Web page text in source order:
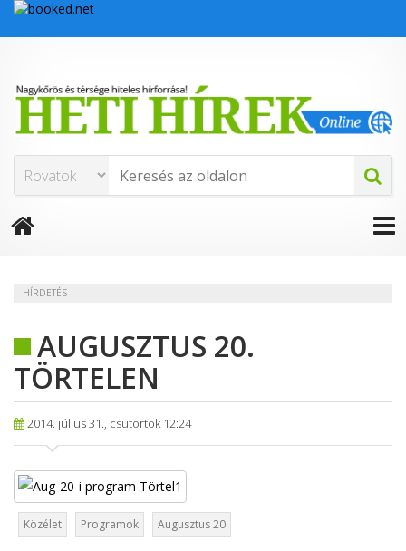
HÍRDETÉS
AUGUSZTUS 20.
TÖRTELEN
2014. július 31., csütörtök 12:24
Közélet Programok Augusztus 20